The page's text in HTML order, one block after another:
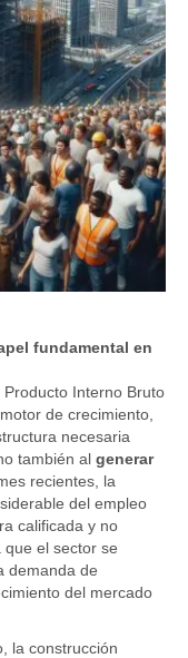
fundamental en
Producto Interno Bruto
de crecimiento,
necesaria
también al generar
recientes, la
del empleo
calificada y no
que el sector se
demanda de
del mercado
la construcción